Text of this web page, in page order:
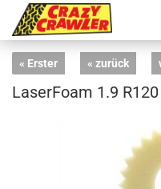
« Erster « zurück
LaserFoam 1.9